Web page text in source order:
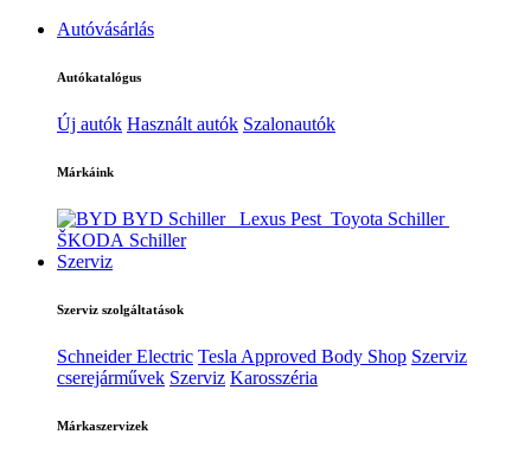
Autóvásárlás
Autókatalógus
Új autók Használt autók Szalonautók
Márkáink
BYD Schiller Lexus Pest Toyota Schiller
ŠKODA Schiller
Szerviz
Szerviz szolgáltatások
Schneider Electric Tesla Approved Body Shop Szerviz
cserejárművek Szerviz Karosszéria
Márkaszervizek